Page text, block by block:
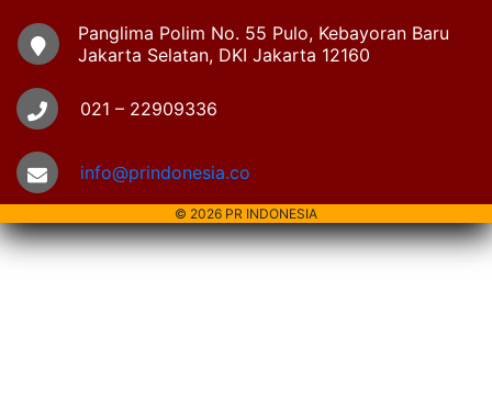
Panglima Polim No. 55 Pulo, Kebayoran Baru
Jakarta Selatan, DKI Jakarta 12160
021 – 22909336
info@prindonesia.co
© 2026 PR INDONESIA